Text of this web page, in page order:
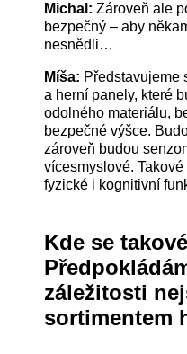
Michal:Zároveň ale
bezpečný – aby
nesnědli…
Míša: Představujeme
a herní panely, které
odolného materiálu,
bezpečné výšce.
zároveň budou
vícesmyslové.
fyzické i kognitivní
Kde se
záležitosti
sortimentem